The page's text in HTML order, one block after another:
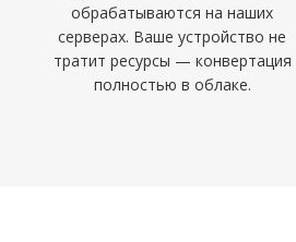
обрабатываются на наших
серверах. Ваше устройство не
тратит ресурсы — конвертация
полностью в облаке.